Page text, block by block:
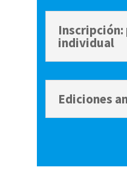
individual
Ediciones